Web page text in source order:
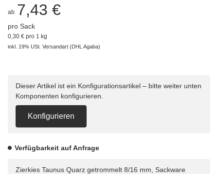
ab 7,43 €
pro Sack
0,30 € pro 1 kg
inkl. 19% USt. Versandart (DHL Agaba)
Dieser Artikel ist ein Konfigurationsartikel – bitte weiter unten
Komponenten konfigurieren.
Konfigurieren
Verfügbarkeit auf Anfrage
Zierkies Taunus Quarz getrommelt 8/16 mm, Sackware